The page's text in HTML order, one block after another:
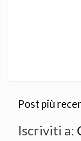
Post più
Iscriviti a: